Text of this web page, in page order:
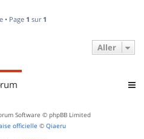
• Page 1 sur 1
Aller
Software © phpBB Limited
officielle © Qiaeru